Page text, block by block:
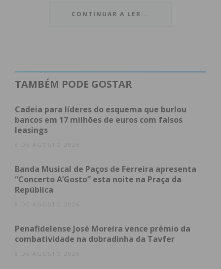
Imediato
obtenha de forma regular a informação
atualizada.
Eu li e concordo com os
CONTINUAR A LER...
TAMBÉM PODE GOSTAR
Cadeia para líderes do esquema que burlou
bancos em 17 milhões de euros com falsos
leasings
8 DE AGOSTO 2026
Banda Musical de Paços de Ferreira apresenta
“Concerto A’Gosto” esta noite na Praça da
República
8 DE AGOSTO 2026
Penafidelense José Moreira vence prémio da
combatividade na dobradinha da Tavfer
8 DE AGOSTO 2026